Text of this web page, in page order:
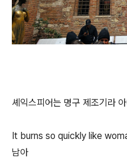
셰익스피어는 명구 제조기라
It burns so quickly like
남아